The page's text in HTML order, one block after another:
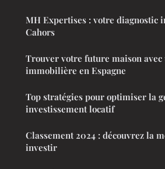
MH Expertises : votre diagnostic
Cahors
Trouver votre future maison avec
immobilière en Espagne
Top stratégies pour optimiser la
investissement locatif
Classement 2024 : découvrez la
investir